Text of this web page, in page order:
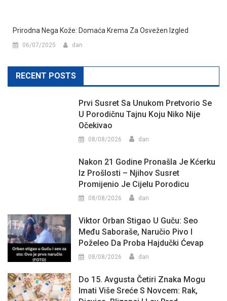
Prirodna Nega Kože: Domaća Krema Za Osvežen Izgled
06/07/2025 dan
RECENT POSTS
Prvi Susret Sa Unukom Pretvorio Se
U Porodičnu Tajnu Koju Niko Nije
Očekivao
08/08/2026 dan
Nakon 21 Godine Pronašla Je Kćerku
Iz Prošlosti – Njihov Susret
Promijenio Je Cijelu Porodicu
08/08/2026 dan
Viktor Orban Stigao U Guču: Seo
Među Saboraše, Naručio Pivo I
Poželeo Da Proba Hajdučki Ćevap
08/08/2026 dan
Do 15. Avgusta Četiri Znaka Mogu
Imati Više Sreće S Novcem: Rak,